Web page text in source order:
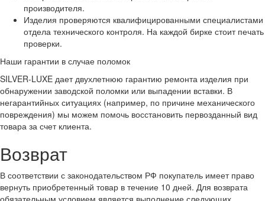
производителя.
Изделия проверяются квалифицированными специалистами
отдела технического контроля. На каждой бирке стоит печать
проверки.
Наши гарантии в случае поломок
SILVER-LUXE дает двухлетнюю гарантию ремонта изделия при
обнаружении заводской поломки или выпадении вставки. В
негарантийных ситуациях (например, по причине механического
повреждения) мы можем помочь восстановить первозданный вид
товара за счет клиента.
Возврат
В соответствии с законодательством РФ покупатель имеет право
вернуть приобретенный товар в течение 10 дней. Для возврата